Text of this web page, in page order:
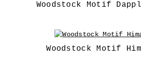
Woodstock Motif
Woodstock Motif